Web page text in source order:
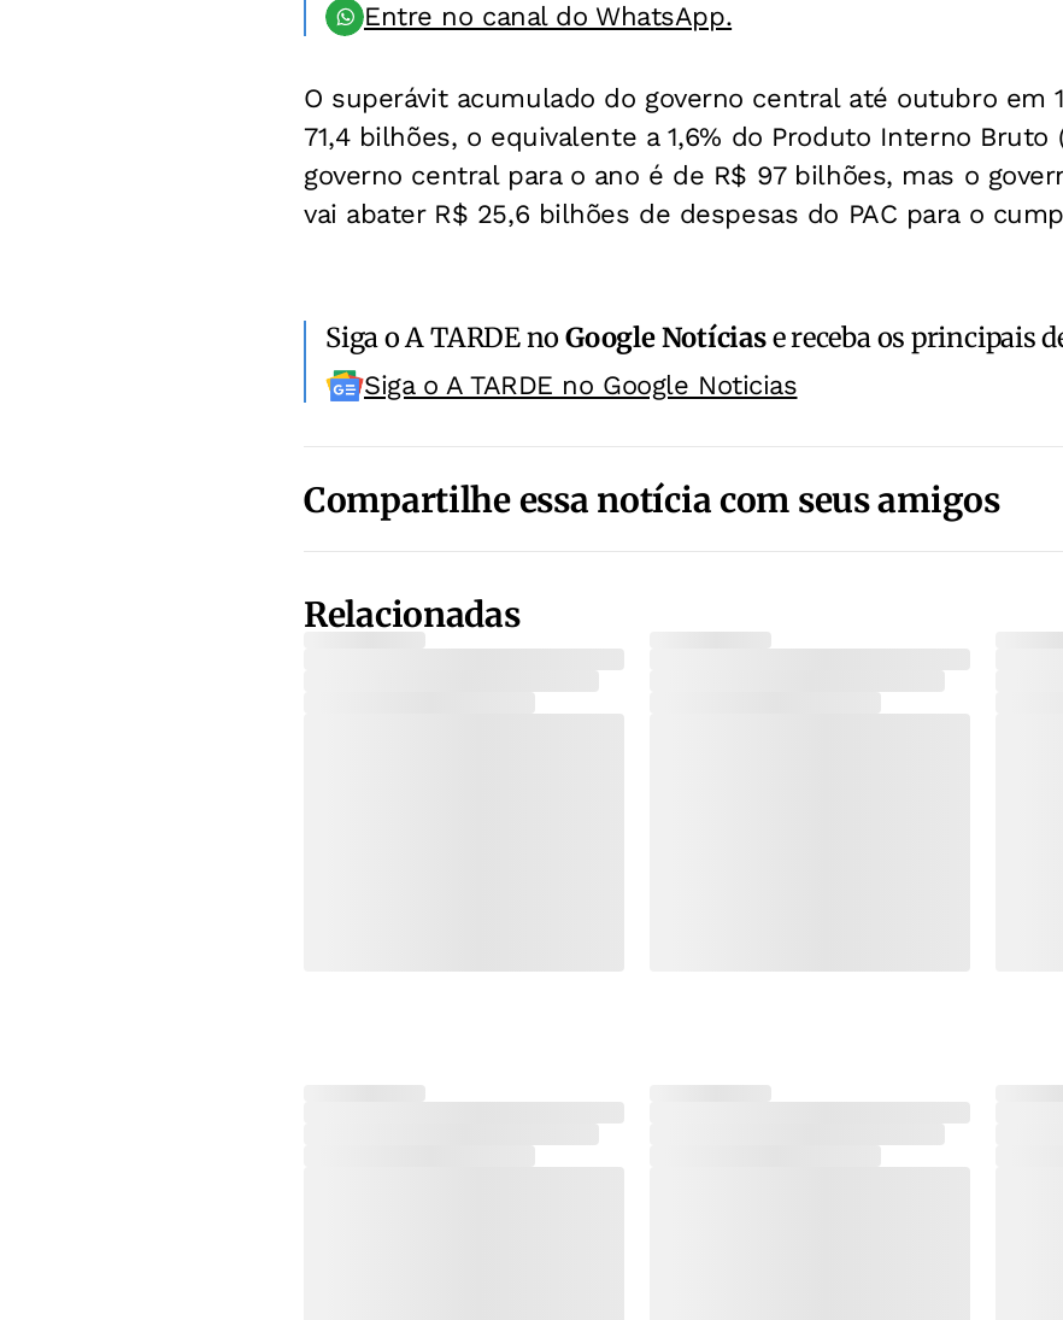
Entre no canal do WhatsApp.
O superávit acumulado do governo central até outubro em
71,4 bilhões, o equivalente a 1,6% do Produto Interno Bruto
governo central para o ano é de R$ 97 bilhões, mas o
vai abater R$ 25,6 bilhões de despesas do PAC para o
Siga o A TARDE noGoogle Notíciase receba os principais
Siga o A TARDE no Google Noticias
Compartilhe essa notícia com seus amigos
Relacionadas